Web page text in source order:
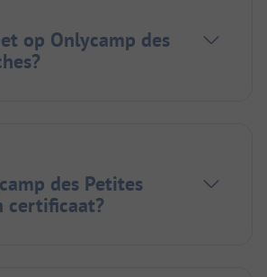
op Onlycamp des
des Petites
certificaat?